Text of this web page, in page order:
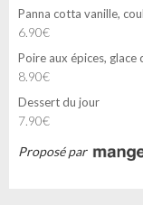
Panna cotta vanille,
6.90€
Poire aux épices, glace
8.90€
Dessert du jour
7.90€
Proposé par